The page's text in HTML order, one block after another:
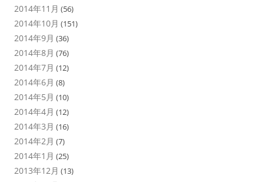
2014年11月 (56)
2014年10月 (151)
2014年9月 (36)
2014年8月 (76)
2014年7月 (12)
2014年6月 (8)
2014年5月 (10)
2014年4月 (12)
2014年3月 (16)
2014年2月 (7)
2014年1月 (25)
2013年12月 (13)